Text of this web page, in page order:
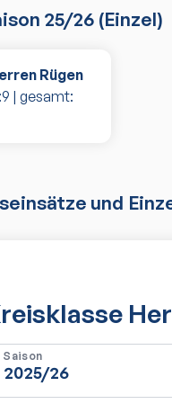
25/26 (Einzel)
Rügen
:9 | gesamt:
und
Saison